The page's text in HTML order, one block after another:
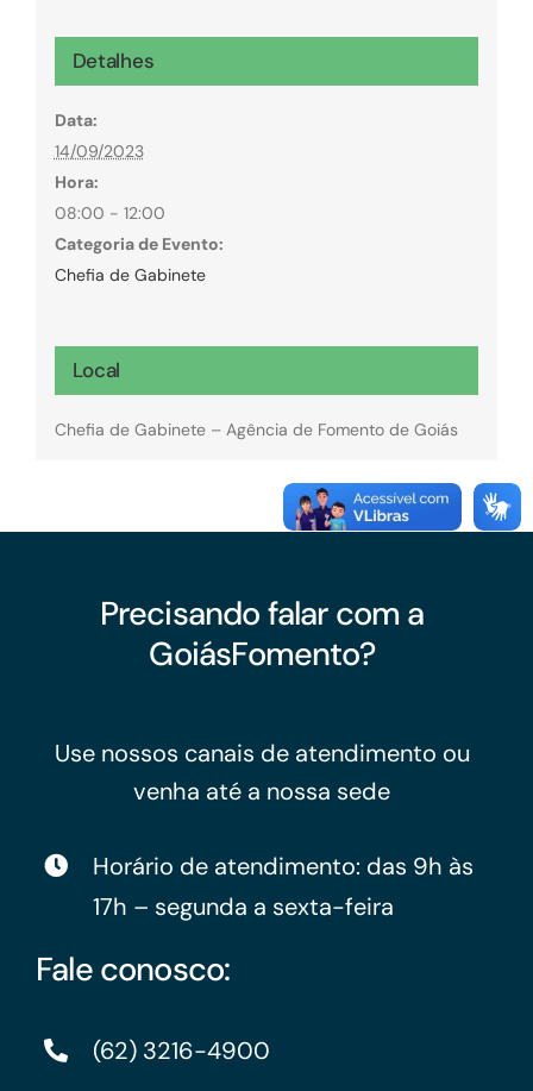
Detalhes
Data:
14/09/2023
Hora:
08:00 - 12:00
Categoria de Evento:
Chefia de Gabinete
Local
Chefia de Gabinete – Agência de Fomento de Goiás
Precisando falar com a
GoiásFomento?
Use nossos canais de atendimento ou
venha até a nossa sede
Horário de atendimento: das 9h às
17h – segunda a sexta-feira
Fale conosco:
(62) 3216-4900